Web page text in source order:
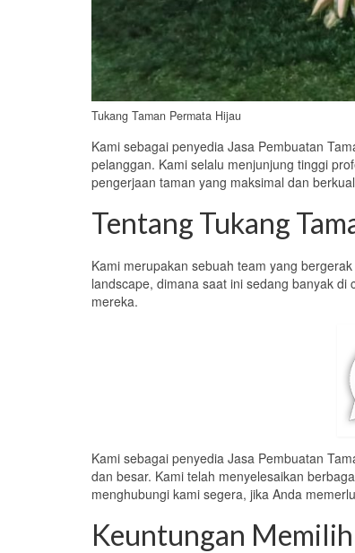
Tukang Taman Permata Hijau
Kami sebagai penyedia Jasa Pembuatan
pelanggan. Kami selalu menjunjung tinggi
pengerjaan taman yang maksimal dan
Tentang Tukang
Kami merupakan sebuah team yang
landscape, dimana saat ini sedang banyak
mereka.
Kami sebagai penyedia Jasa Pembuatan
dan besar. Kami telah menyelesaikan
menghubungi kami segera, jika Anda
Keuntungan Memilih